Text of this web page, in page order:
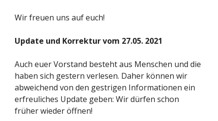
Wir freuen uns auf euch!
Update und Korrektur vom 27.05. 2021
Auch euer Vorstand besteht aus Menschen und die
haben sich gestern verlesen. Daher können wir
abweichend von den gestrigen Informationen ein
erfreuliches Update geben: Wir dürfen schon
früher wieder öffnen!